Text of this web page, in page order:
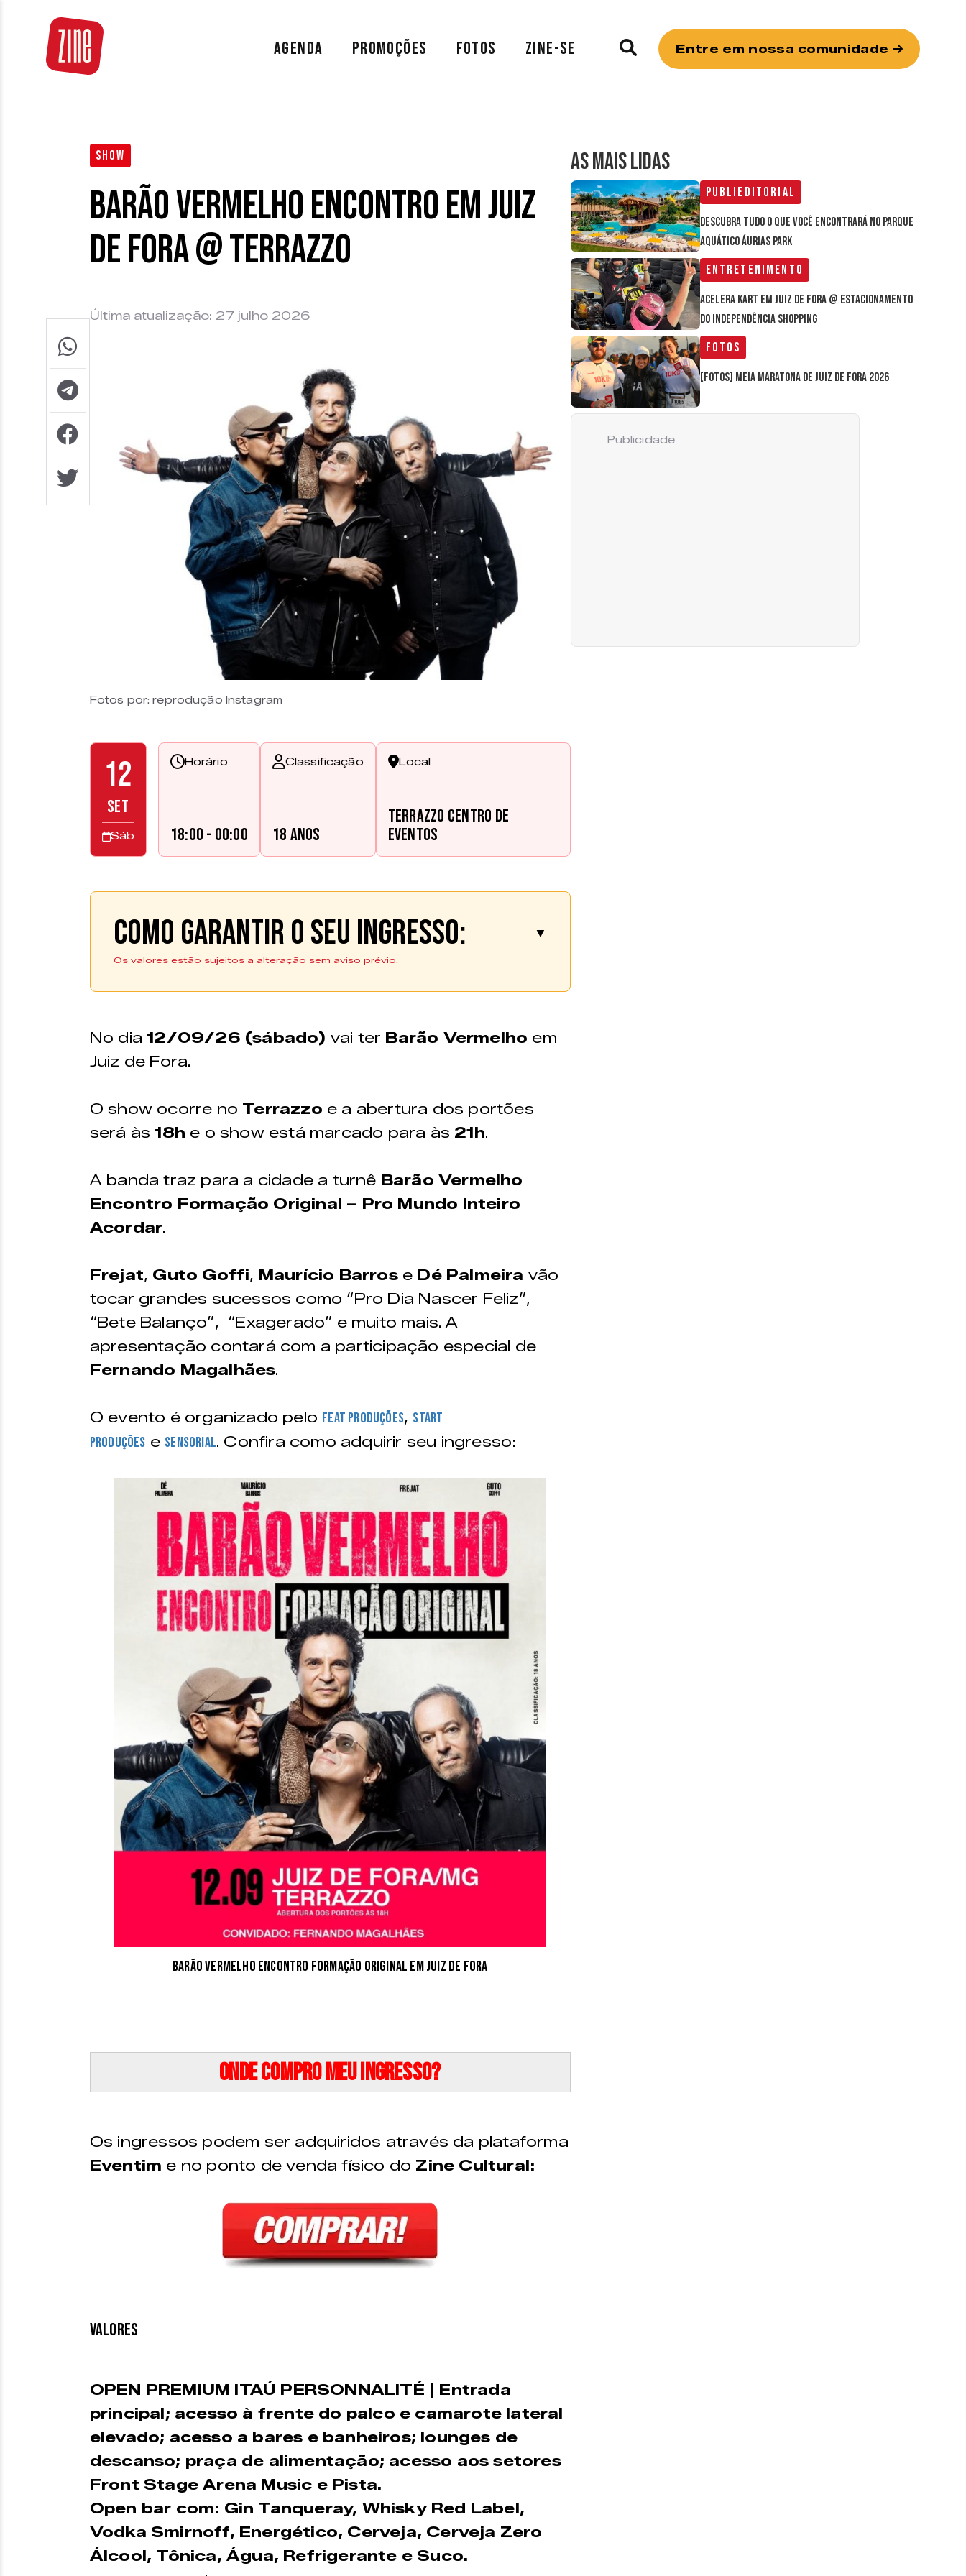
AGENDA PROMOÇÕES FOTOS ZINE-SE Entre em nossa comunidade
SHOW
Barão Vermelho Encontro em Juiz
de Fora @ Terrazzo
Última atualização: 27 julho 2026
Fotos por: reprodução Instagram
12
SET
Sáb
Horário
18:00 - 00:00
Classificação
18 anos
Local
Terrazzo Centro de
Eventos
Como garantir o seu ingresso: ▼
Os valores estão sujeitos a alteração sem aviso prévio.
Comprar Ingresso
plataformaEventime no ponto de venda físico do
Zine Cultural.
Endereço:
Praça Menelick de
Carvalho, 150
Funcionamento:
a sexta-feira das 9h
Contato:
No dia12/09/26 (sábado) vai ter Barão Vermelho em
Juiz de Fora.
O show ocorre no Terrazzo e a abertura dos portões
será às18h e o show está marcado para às 21h.
A banda traz para a cidade a turnê Barão Vermelho
Encontro Formação Original – Pro Mundo Inteiro
Acordar.
Frejat, Guto Goffi, Maurício Barrose Dé Palmeira vão
tocar grandes sucessos como “Pro Dia Nascer Feliz”,
“Bete Balanço”, “Exagerado” e muito mais. A
apresentação contará com a participação especial de
Fernando Magalhães.
O evento é organizado pelo Feat Produções, Start
Produções e Sensorial. Confira como adquirir seu ingresso:
Barão Vermelho Encontro Formação Original em Juiz de Fora
Onde compro meu ingresso?
Os ingressos podem ser adquiridos através da plataforma
Eventim e no ponto de venda físico do Zine Cultural:
VALORES
OPEN PREMIUM ITAÚ PERSONNALITÉ | Entrada
principal; acesso à frente do palco e camarote lateral
elevado; acesso a bares e banheiros; lounges de
descanso; praça de alimentação; acesso aos setores
Front Stage Arena Music e Pista.
Open bar com: Gin Tanqueray, Whisky Red Label,
Vodka Smirnoff, Energético, Cerveja, Cerveja Zero
Álcool, Tônica, Água, Refrigerante e Suco.
AS MAIS LIDAS
Publieditorial
Descubra tudo o que você encontrará no parque
aquático Áurias Park
Entretenimento
Acelera Kart em Juiz de Fora @ estacionamento
do Independência Shopping
Fotos
[FOTOS] Meia Maratona de Juiz de Fora 2026
Publicidade